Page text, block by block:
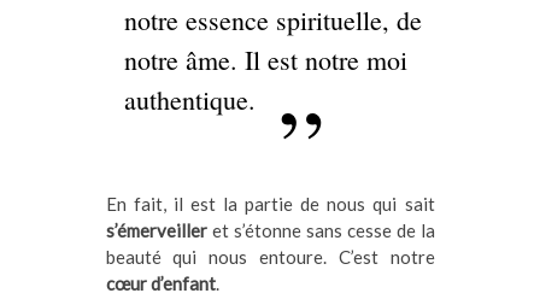
notre essence spirituelle, de
notre âme. Il est notre moi
authentique.
En fait, il est la partie de nous qui sait
s’émerveilleret s’étonne sans cesse de la
beauté qui nous entoure. C’est notre
cœur d’enfant.